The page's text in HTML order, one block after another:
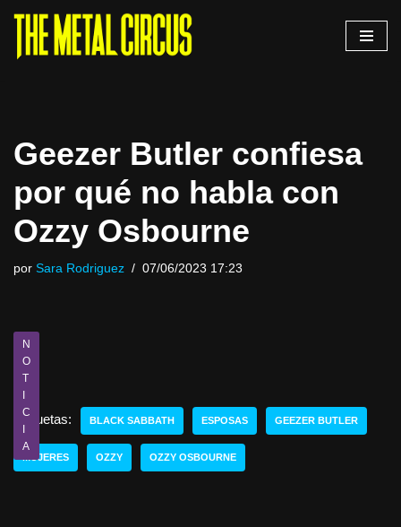
Saltar
Geezer Butler confiesa
por qué no habla con
Ozzy Osbourne
por Sara Rodriguez 07/06/2023 17:23
N
O
T
I
C
I
A
Etiquetas: BLACK SABBATH ESPOSAS GEEZER BUTLER
MUJERES OZZY OZZY OSBOURNE